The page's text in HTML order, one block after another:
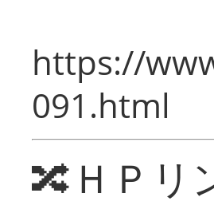
https://
091.html
🔀ＨＰリ